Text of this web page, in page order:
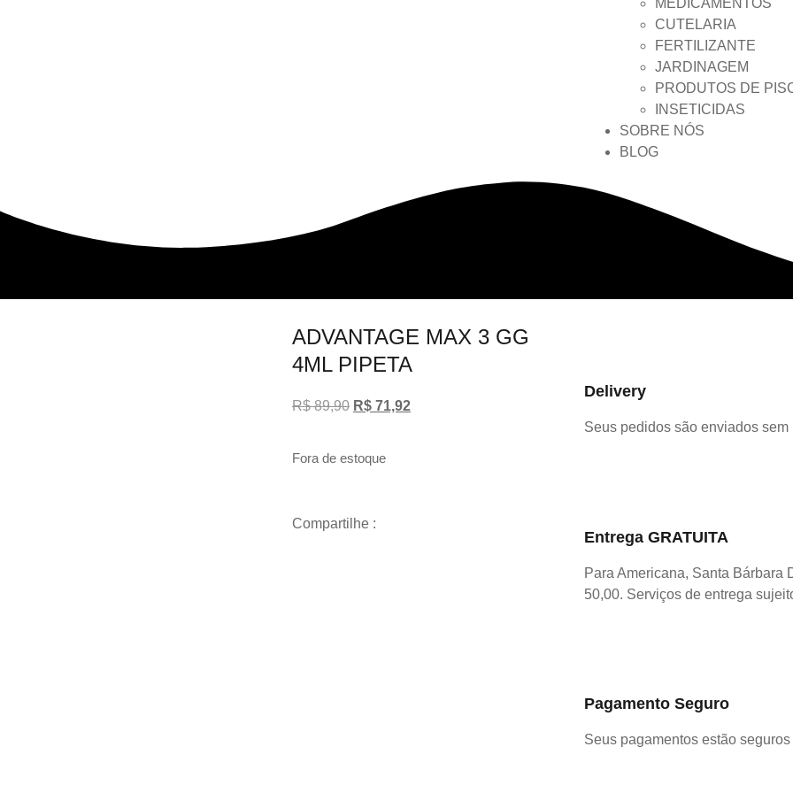
MEDICAMENTOS
CUTELARIA
FERTILIZANTE
JARDINAGEM
PRODUTOS DE
INSETICIDAS
SOBRE NÓS
BLOG
ADVANTAGE MAX 3 GG
4ML PIPETA
R$89,90 R$ 71,92
Fora de estoque
Compartilhe :
Delivery
Seus pedidos são enviados
Entrega GRATUITA
Para Americana, Santa Bárbara
50,00. Serviços de entrega
Pagamento Seguro
Seus pagamentos estão